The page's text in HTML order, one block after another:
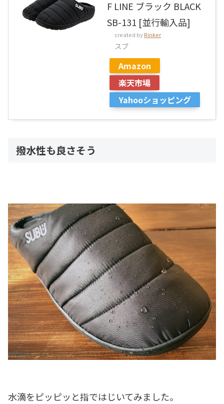
F LINE ブラック BLACK
SB-131 [並行輸入品]
created byRinker
スブ
Amazon
楽天市場
Yahooショッピング
撥水性も良さそう
水滴をピッピッと指ではじいてみました。